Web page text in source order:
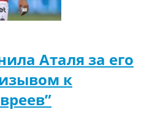
Аталя за его
к